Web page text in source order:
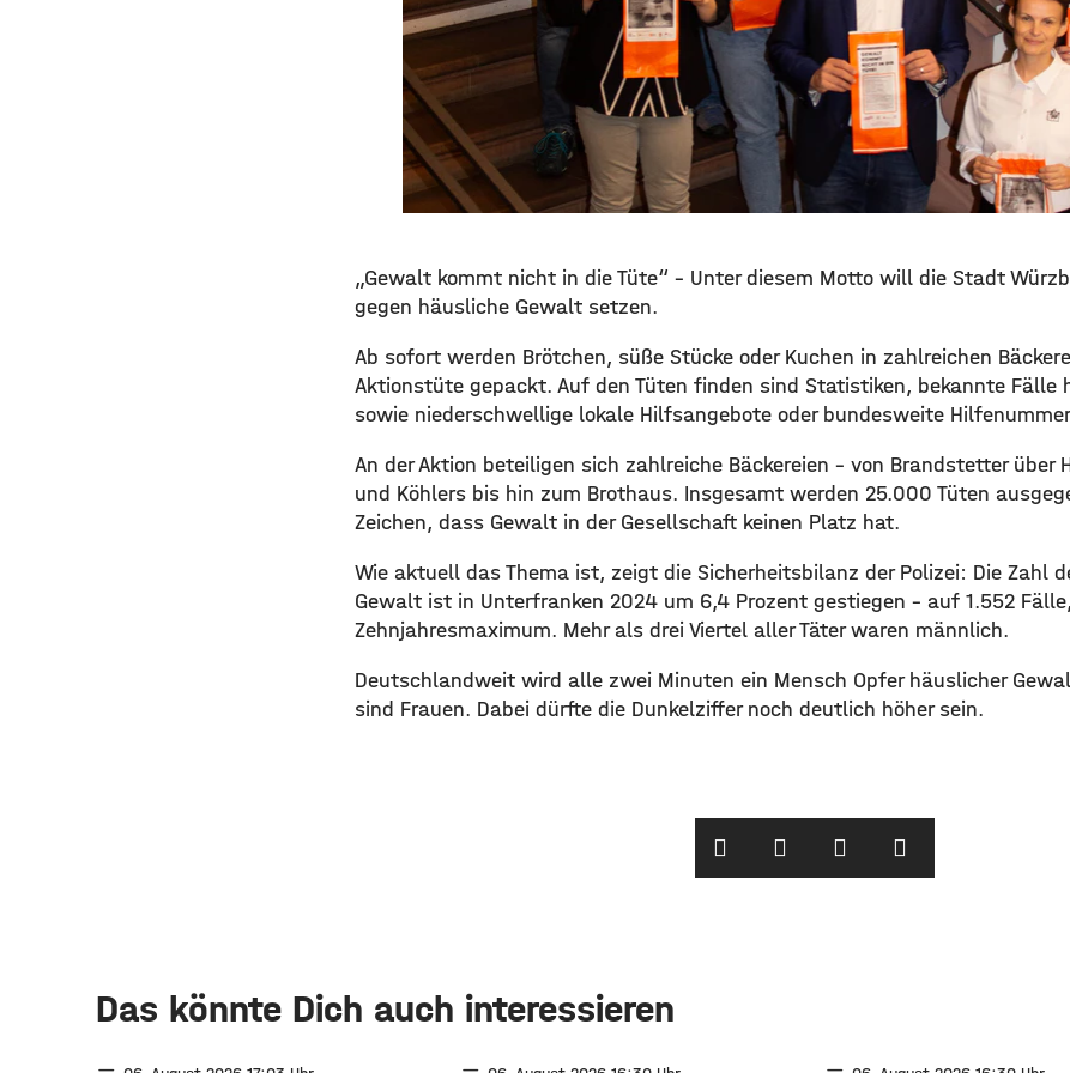
​​„Gewalt kommt nicht in die Tüte“ – Unter diesem Motto will die Stadt
gegen häusliche Gewalt setzen.
​Ab sofort werden Brötchen, süße Stücke oder Kuchen in zahlreichen
Aktionstüte gepackt. Auf den Tüten finden sind Statistiken, bekannte Fälle
sowie niederschwellige lokale Hilfsangebote oder bundesweite
​An der Aktion beteiligen sich zahlreiche Bäckereien – von Brandstetter über
und Köhlers bis hin zum Brothaus. Insgesamt werden 25.000 Tüten
Zeichen, dass Gewalt in der Gesellschaft keinen Platz hat.
​Wie aktuell das Thema ist, zeigt die Sicherheitsbilanz der Polizei: Die Zahl
Gewalt ist in Unterfranken 2024 um 6,4 Prozent gestiegen – auf 1.552
Zehnjahresmaximum. Mehr als drei Viertel aller Täter waren männlich.
​Deutschlandweit wird alle zwei Minuten ein Mensch Opfer häuslicher
sind Frauen. Dabei dürfte die Dunkelziffer noch deutlich höher sein. ​
Das könnte Dich auch interessieren